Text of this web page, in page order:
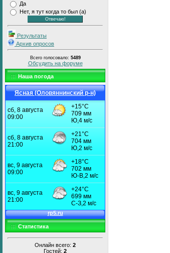
Да
Нет, я тут когда то был (а)
Результаты
Архив опросов
Всего голосовало: 5489
Обсудить на форуме
Наша погода
Ясная (Оловяннинский р-н)
Статистика
Онлайн всего: 2
Гостей: 2